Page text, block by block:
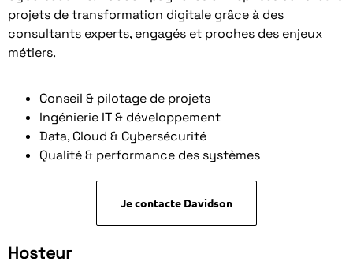
projets de transformation digitale grâce à des
consultants experts, engagés et proches des enjeux
métiers.
Conseil & pilotage de projets
Ingénierie IT & développement
Data, Cloud & Cybersécurité
Qualité & performance des systèmes
Je contacte Davidson
Hosteur